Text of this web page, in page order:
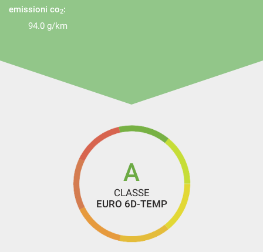
emissioni co2:
94.0 g/km
A
CLASSE
EURO 6D-TEMP